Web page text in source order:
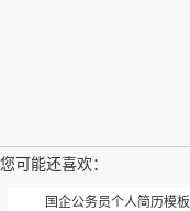
您可能还喜欢：
国企公务员个人简历模板